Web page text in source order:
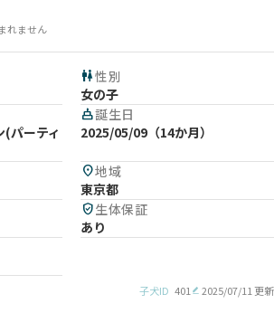
れません
wc性別
女の子
パーティ
cake誕生日
2025/05/09（14か月）
location_on地域
東京都
verified_user生体保証
あり
子犬ID 401 2025/07/11 更新